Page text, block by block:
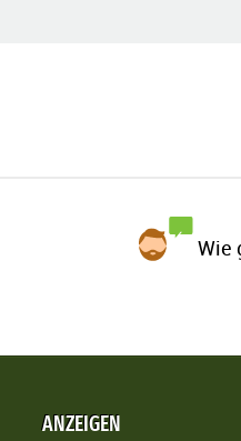
Wie
ANZEIGEN